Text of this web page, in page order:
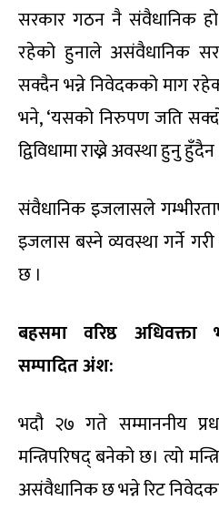
सरकार गठन नै संवैधानिक हो
रहेको हुनाले असंवैधानिक
सक्दैन भन्ने निवेदकको माग
भने, ‘यसको निरुपण जति
द्विविधामा राख्ने अवस्था हुनु हुँदैन
संवैधानिक इजलासले
इजलास बस्ने व्यवस्था गर्ने
छ ।
बहसमा वरिष्ठ अधिवक्ता
सम्पादित अंश:
भदौ २७ गते सम्माननीय
मन्त्रिपरिषद् बनेको छ। त्यो
असंवैधानिक छ भन्ने रिट